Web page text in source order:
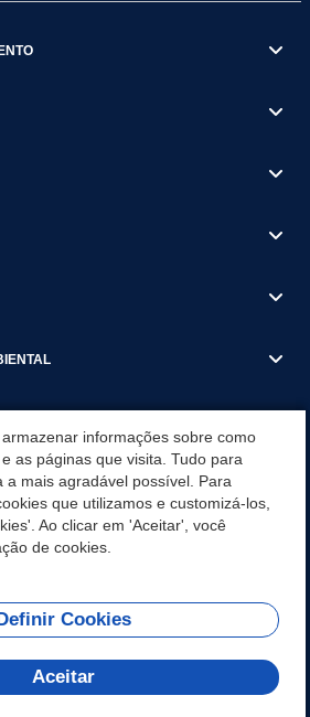
DE RECEITA MUNICIPAL
informações sobre como
as páginas que visita. Tudo para
a mais agradável possível. Para
que utilizamos e customizá-los,
Ao clicar em 'Aceitar', você
de cookies.
Cookies
Aceitar